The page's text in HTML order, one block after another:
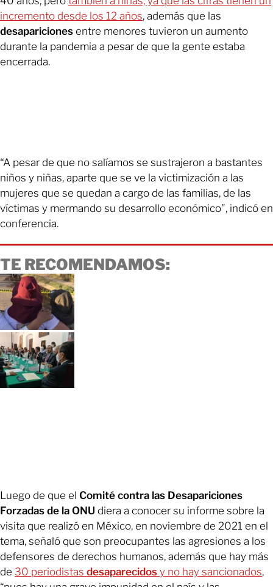
incremento desde los 12 años, además que las
desapariciones entre menores tuvieron un aumento
durante la pandemia a pesar de que la gente estaba
encerrada.
“A pesar de que no salíamos se sustrajeron a bastantes
niños y niñas, aparte que se ve la victimización a las
mujeres que se quedan a cargo de las familias, de las
víctimas y mermando su desarrollo económico”, indicó en
conferencia.
TE RECOMENDAMOS:
Luego de que el Comité contra las Desapariciones
Forzadas de la ONU diera a conocer su informe sobre la
visita que realizó en México, en noviembre de 2021 en el
tema, señaló que son preocupantes las agresiones a los
defensores de derechos humanos, además que hay más
de 30 periodistas desaparecidos y no hay sancionados,